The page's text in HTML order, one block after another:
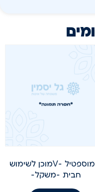
קומוספטיל -Vמוכן לשימוש
חבית -משקל-